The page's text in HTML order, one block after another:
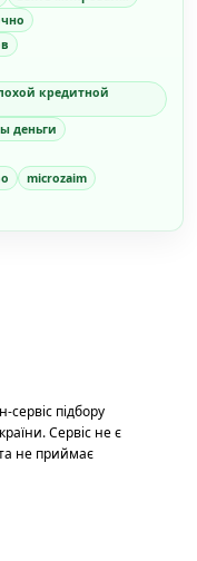
кредитной
деньги
microzaim
підбору
Сервіс не є
не приймає